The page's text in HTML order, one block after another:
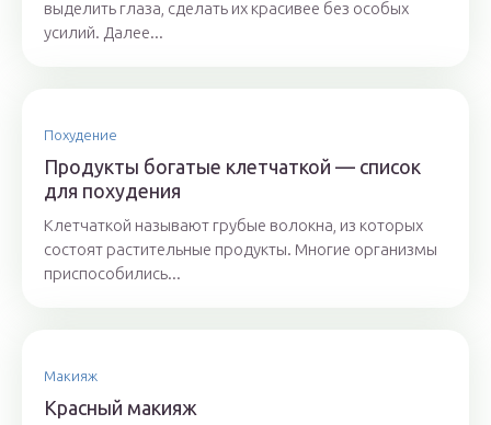
выделить глаза, сделать их красивее без особых
усилий. Далее...
Похудение
Продукты богатые клетчаткой — список
для похудения
Клетчаткой называют грубые волокна, из которых
состоят растительные продукты. Многие организмы
приспособились...
Макияж
Красный макияж